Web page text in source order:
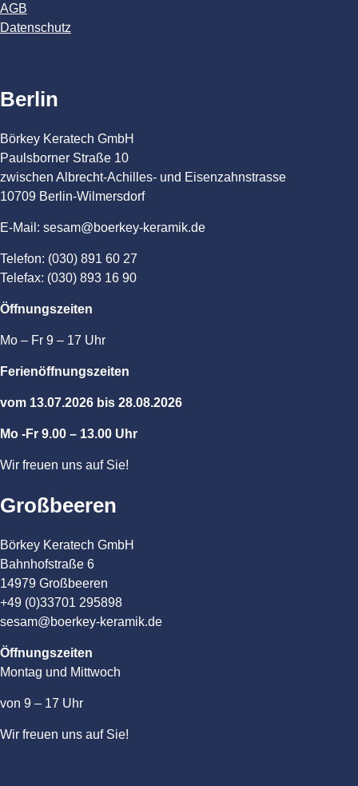
AGB
Datenschutz
Berlin
Börkey Keratech GmbH
Paulsborner Straße 10
zwischen Albrecht-Achilles- und Eisenzahnstrasse
10709 Berlin-Wilmersdorf
E-Mail: sesam@boerkey-keramik.de
Telefon: (030) 891 60 27
Telefax: (030) 893 16 90
Öffnungszeiten
Mo – Fr 9 – 17 Uhr
Ferienöffnungszeiten
vom 13.07.2026 bis 28.08.2026
Mo -Fr 9.00 – 13.00 Uhr
Wir freuen uns auf Sie!
Großbeeren
Börkey Keratech GmbH
Bahnhofstraße 6
14979 Großbeeren
+49 (0)33701 295898
sesam@boerkey-keramik.de
Öffnungszeiten
Montag und Mittwoch
von 9 – 17 Uhr
Wir freuen uns auf Sie!